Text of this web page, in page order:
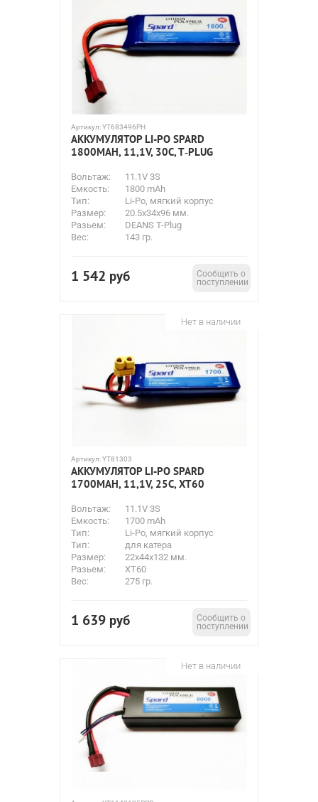
Артикул:YT683496PH
АККУМУЛЯТОР LI-PO SPARD
1800MAH, 11,1V, 30C, T‐PLUG
Вольтаж:
11.1V 3S
Емкость:
1800 mAh
Тип:
Li-Po, мягкий корпус
Размер:
20.5x34x96 мм.
Разьем:
DEANS T-Plug
Вес:
143 гр.
1 542 руб
Сообщить о
поступлении
Нет в наличии
Артикул:YT81303
АККУМУЛЯТОР LI-PO SPARD
1700MAH, 11,1V, 25C, XT60
Вольтаж:
11.1V 3S
Емкость:
1700 mAh
Тип:
Li-Po, мягкий корпус
Тип:
для катера
Размер:
22х44х132 мм.
Разьем:
XT60
Вес:
275 гр.
1 639 руб
Сообщить о
поступлении
Нет в наличии